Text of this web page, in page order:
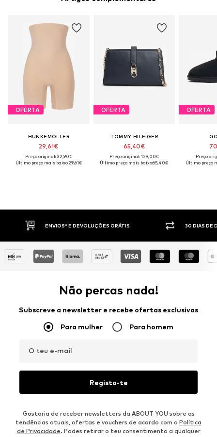
OFERTA
HUNKEMÖLLER
29,61€
Preço original: 32,90€
Último preço mais baixo:29,61€
OFERTA
TOMMY HILFIGER
65,40€
Preço original: 129,00€
Último preço mais baixo:65,40€
OFERTA
Preço
Último preço
30 DIAS DE DIREITO DE DEVOLUÇÃO
Não percas nada!
Subscreve a newsletter e recebe ofertas exclusivas
Para mulher Para homem
O teu e-mail
Regista-te
Gostaria de receber newsletters da ABOUT YOU sobre as
tendências atuais, ofertas e vouchers de acordo com a Política
de Privacidade. Podes retirar o teu consentimento a qualquer